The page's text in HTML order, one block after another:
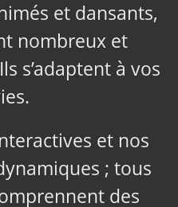
et dansants,
nombreux et
s’adaptent à vos
et nos
; tous
des